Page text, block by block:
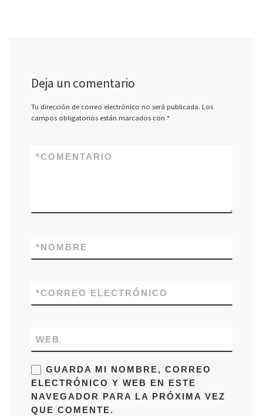
Deja un comentario
Tu dirección de correo electrónico no será publicada. Los
campos obligatorios están marcados con *
COMENTARIO
*
NOMBRE
*
CORREO ELECTRÓNICO
*
WEB
GUARDA MI NOMBRE, CORREO
ELECTRÓNICO Y WEB EN ESTE
NAVEGADOR PARA LA PRÓXIMA VEZ
QUE COMENTE.